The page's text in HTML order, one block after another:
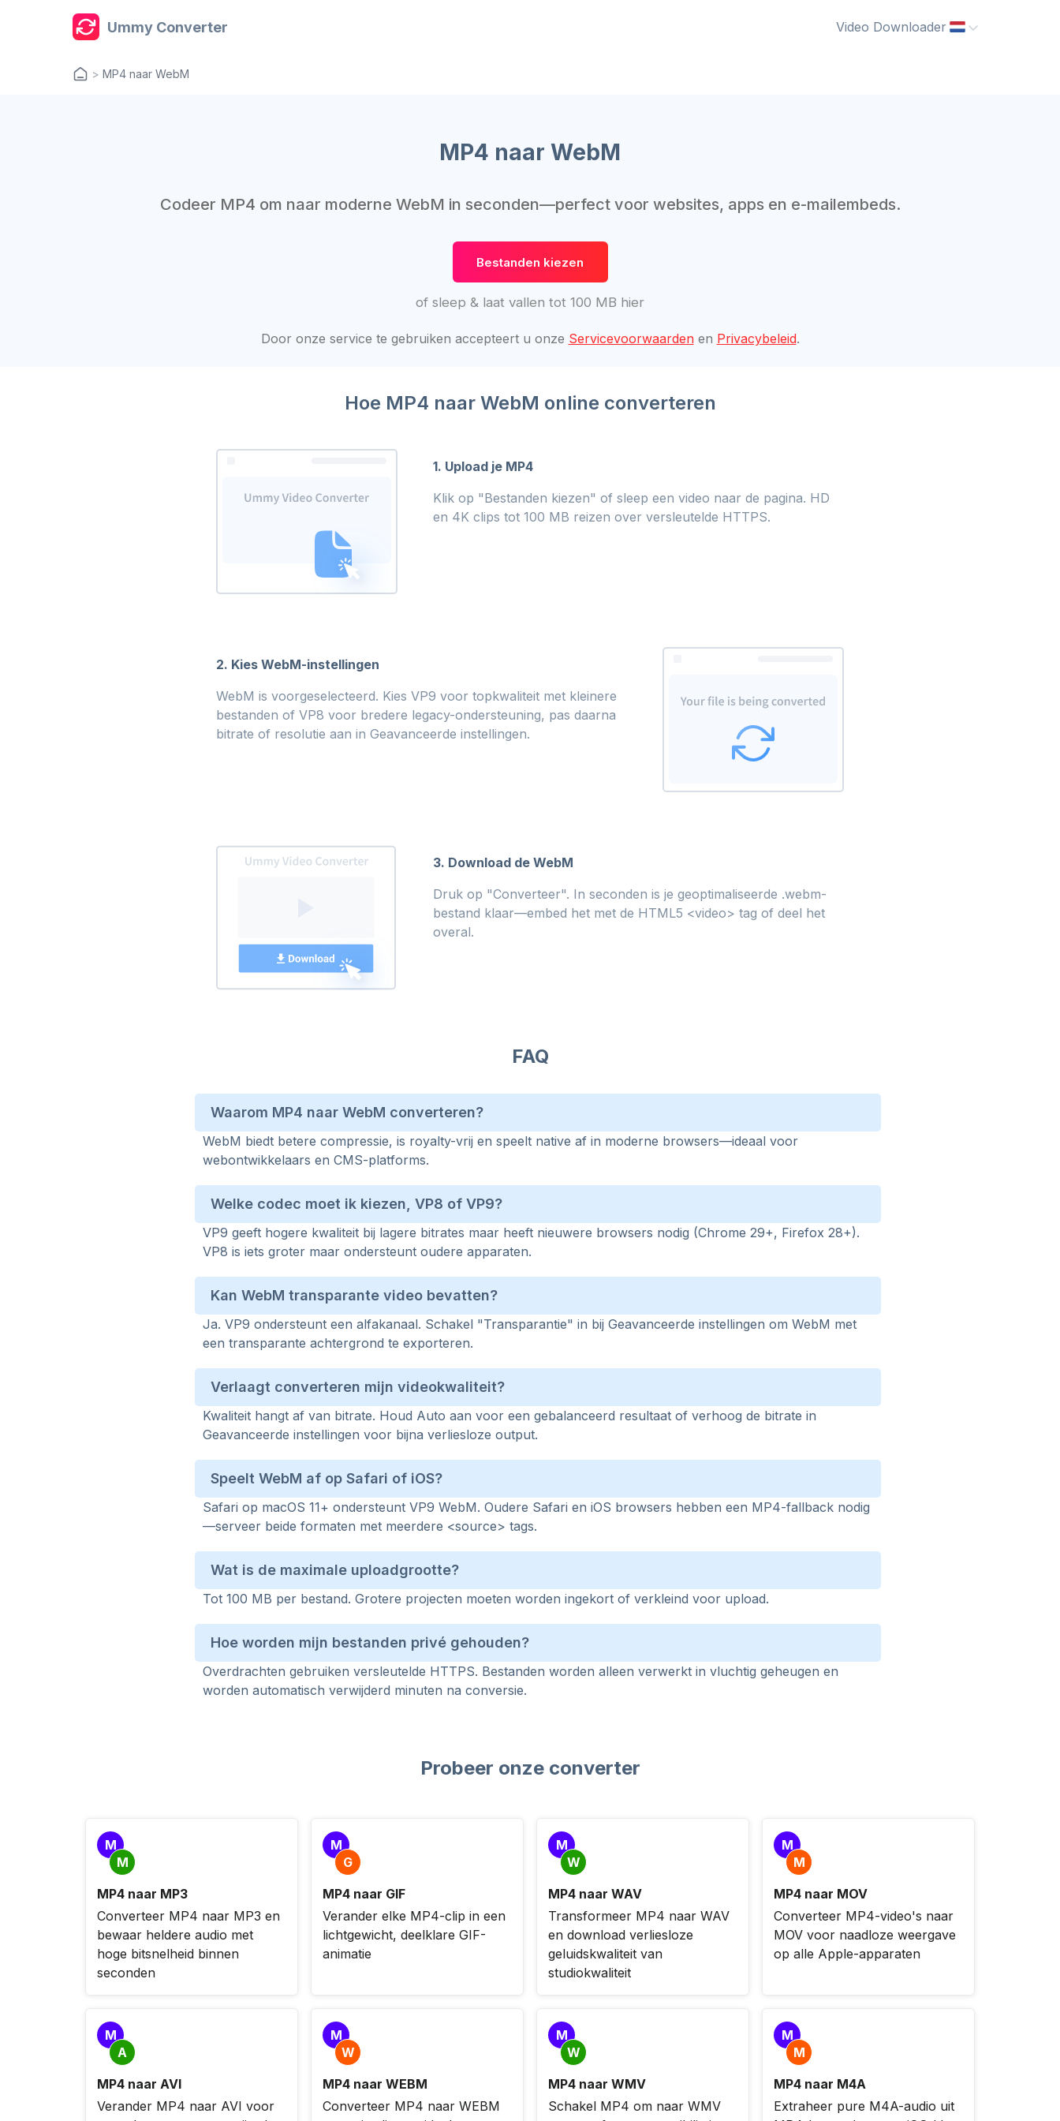
Ummy Converter Video Downloader
> MP4 naar WebM
MP4 naar WebM
Codeer MP4 om naar moderne WebM in seconden—perfect voor websites, apps en e-mailembeds.
Bestanden kiezen
of sleep & laat vallen tot 100 MB hier
Door onze service te gebruiken accepteert u onze Servicevoorwaardenen Privacybeleid.
Hoe MP4 naar WebM online converteren
1. Upload je MP4
Klik op "Bestanden kiezen" of sleep een video naar de pagina. HD
en 4K clips tot 100 MB reizen over versleutelde HTTPS.
2. Kies WebM-instellingen
WebM is voorgeselecteerd. Kies VP9 voor topkwaliteit met kleinere
bestanden of VP8 voor bredere legacy-ondersteuning, pas daarna
bitrate of resolutie aan in Geavanceerde instellingen.
3. Download de WebM
Druk op "Converteer". In seconden is je geoptimaliseerde .webm-
bestand klaar—embed het met de HTML5 <video> tag of deel het
overal.
FAQ
Waarom MP4 naar WebM converteren?
WebM biedt betere compressie, is royalty-vrij en speelt native af in moderne browsers—ideaal voor
webontwikkelaars en CMS-platforms.
Welke codec moet ik kiezen, VP8 of VP9?
VP9 geeft hogere kwaliteit bij lagere bitrates maar heeft nieuwere browsers nodig (Chrome 29+, Firefox 28+).
VP8 is iets groter maar ondersteunt oudere apparaten.
Kan WebM transparante video bevatten?
Ja. VP9 ondersteunt een alfakanaal. Schakel "Transparantie" in bij Geavanceerde instellingen om WebM met
een transparante achtergrond te exporteren.
Verlaagt converteren mijn videokwaliteit?
Kwaliteit hangt af van bitrate. Houd Auto aan voor een gebalanceerd resultaat of verhoog de bitrate in
Geavanceerde instellingen voor bijna verliesloze output.
Speelt WebM af op Safari of iOS?
Safari op macOS 11+ ondersteunt VP9 WebM. Oudere Safari en iOS browsers hebben een MP4-fallback nodig
—serveer beide formaten met meerdere <source> tags.
Wat is de maximale uploadgrootte?
Tot 100 MB per bestand. Grotere projecten moeten worden ingekort of verkleind voor upload.
Hoe worden mijn bestanden privé gehouden?
Overdrachten gebruiken versleutelde HTTPS. Bestanden worden alleen verwerkt in vluchtig geheugen en
worden automatisch verwijderd minuten na conversie.
Probeer onze converter
M
M
MP4 naar MP3
Converteer MP4 naar MP3 en
bewaar heldere audio met
hoge bitsnelheid binnen
seconden
M
G
MP4 naar GIF
Verander elke MP4-clip in een
lichtgewicht, deelklare GIF-
animatie
M
W
MP4 naar WAV
Transformeer MP4 naar WAV
en download verliesloze
geluidskwaliteit van
studiokwaliteit
M
M
MP4 naar MOV
Converteer MP4-video's naar
MOV voor naadloze weergave
op alle Apple-apparaten
M
A
MP4 naar AVI
Verander MP4 naar AVI voor
M
W
MP4 naar WEBM
Converteer MP4 naar WEBM
M
W
MP4 naar WMV
Schakel MP4 om naar WMV
M
M
MP4 naar M4A
Extraheer pure M4A-audio uit